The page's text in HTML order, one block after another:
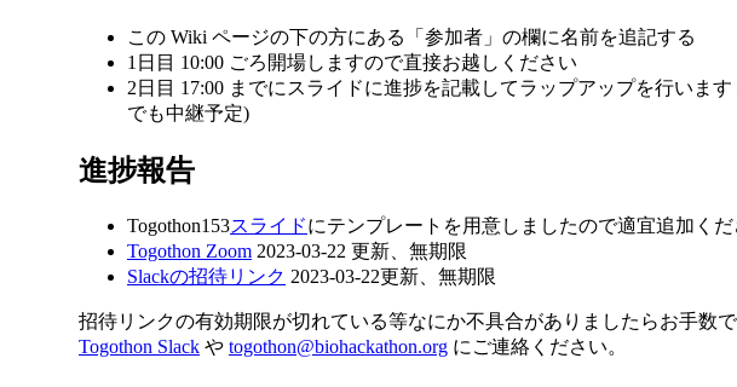
この Wiki ページの下の方にある「参加者」の欄に名前を追記する
1日目 10:00 ごろ開場しますので直接お越しください
2日目 17:00 までにスライドに進捗を記載してラップアップを行います
でも中継予定)
進捗報告
Togothon153スライドにテンプレートを用意しましたので適宜追加くだ
Togothon Zoom 2023-03-22 更新、無期限
Slackの招待リンク 2023-03-22更新、無期限
招待リンクの有効期限が切れている等なにか不具合がありましたらお手数
Togothon Slack や togothon@biohackathon.org にご連絡ください。